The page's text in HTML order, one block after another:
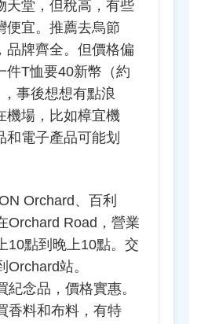
天堂，但稅高，有些
便宜。推薦去烏節
品牌齊全。但價格偏
件T恤要40新幣（約
事後想想有點浪
機場，比如樟宜機
和電子產品可能划
Orchard、百利
Orchard Road，營業
10點到晚上10點。交
Orchard站。
紀念品，價格實惠。
香料和布料，有特